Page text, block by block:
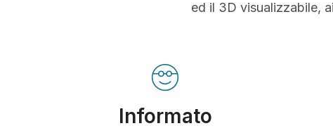
ed il 3D visualizzabile,
Informato